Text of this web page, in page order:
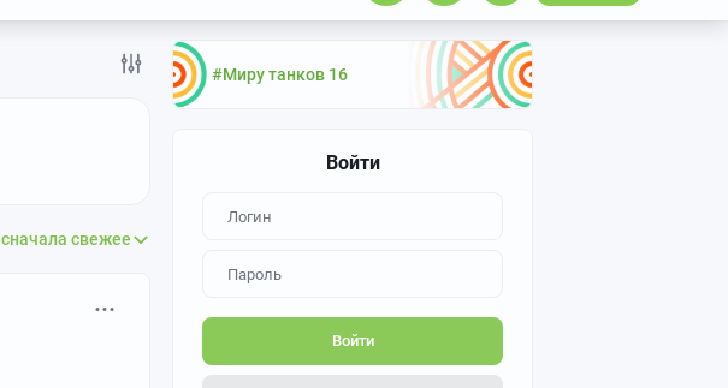
#Миру танков 16
Войти
Войти
сначала свежее